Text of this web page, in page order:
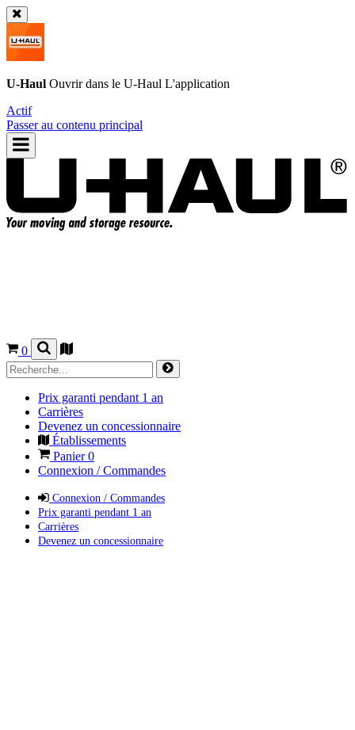
U-Haul Ouvrir dans le U-Haul L'application
Actif
Passer au contenu principal
0
Prix garanti pendant 1 an
Carrières
Devenez un concessionnaire
Établissements
Panier0
Connexion / Commandes
Connexion / Commandes
Prix garanti pendant 1 an
Carrières
Devenez un concessionnaire